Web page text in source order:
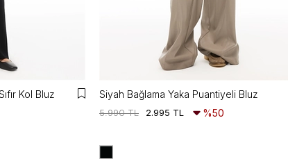
Kol Bluz Siyah Bağlama Yaka Puantiyeli Bluz
2.995 TL
5.990 TL %50